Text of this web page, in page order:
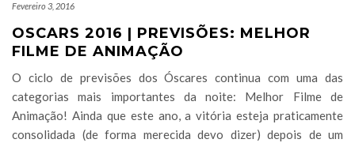
Fevereiro 3, 2016
OSCARS 2016 | PREVISÕES: MELHOR
FILME DE ANIMAÇÃO
O ciclo de previsões dos Óscares continua com uma das
categorias mais importantes da noite: Melhor Filme de
Animação! Ainda que este ano, a vitória esteja praticamente
consolidada (de forma merecida devo dizer) depois de um